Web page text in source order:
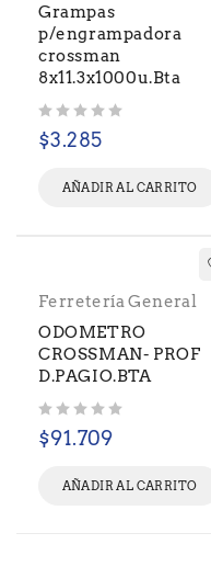
Grampas
p/engrampadora
crossman
8x11.3x1000u.Bta
$3.285
AÑADIR AL CARRITO
Ferretería General
ODOMETRO
CROSSMAN- PROF
D.PAGIO.BTA
$91.709
AÑADIR AL CARRITO